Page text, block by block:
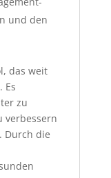
und den
das weit
Es
zu
verbessern
Durch die